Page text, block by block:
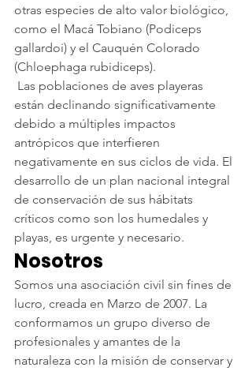
otras especies de alto valor biológico,
como el Macá Tobiano (Podiceps
gallardoi) y el Cauquén Colorado
(Chloephaga rubidiceps).
están declinando significativamente
debido a múltiples impactos
antrópicos que interfieren
negativamente en sus ciclos de vida. El
desarrollo de un plan nacional integral
de conservación de sus hábitats
críticos como son los humedales y
playas, es urgente y necesario.
Nosotros
Somos una asociación civil sin fines de
lucro, creada en Marzo de 2007. La
conformamos un grupo diverso de
profesionales y amantes de la
naturaleza con la misión de conservar y